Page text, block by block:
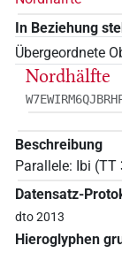
In Beziehung
Übergeordnete
Nordhälfte
Beschreibung
Parallele: Ibi (TT
Datensatz-
dto 2013
Hieroglyphen